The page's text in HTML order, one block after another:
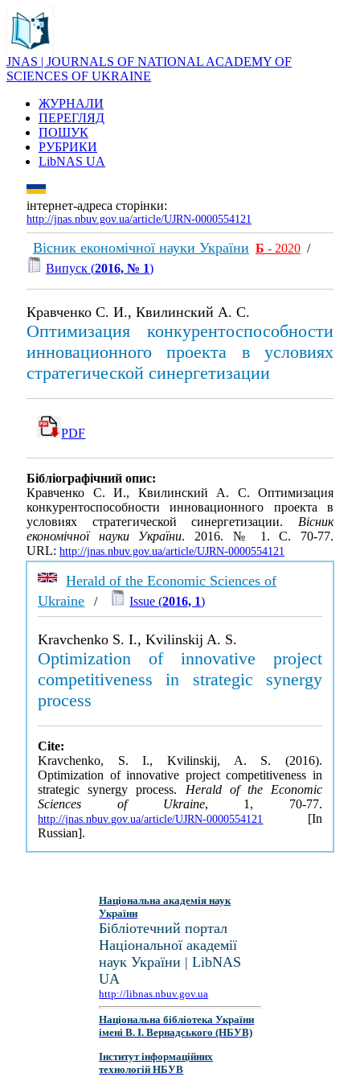
JNAS | JOURNALS OF NATIONAL ACADEMY OF
SCIENCES OF UKRAINE
ЖУРНАЛИ
ПЕРЕГЛЯД
ПОШУК
РУБРИКИ
LibNAS UA
інтернет-адреса сторінки:
http://jnas.nbuv.gov.ua/article/UJRN-0000554121
Вісник економічної науки України Б - 2020 /
Випуск (2016, № 1)
Кравченко С. И., Квилинский А. С.
Оптимизация конкурентоспособности
инновационного проекта в условиях
стратегической синергетизации
PDF
Бібліографічний опис:
Кравченко С. И., Квилинский А. С. Оптимизация
конкурентоспособности инновационного проекта в
условиях стратегической синергетизации. Вісник
економічної науки України. 2016. № 1. С. 70-77.
URL: http://jnas.nbuv.gov.ua/article/UJRN-0000554121
Herald of the Economic Sciences of
Ukraine / Issue (2016, 1)
Kravchenko S. I., Kvilinskij A. S.
Optimization of innovative project
competitiveness in strategic synergy
process
Cite:
Kravchenko, S. I., Kvilinskij, A. S. (2016).
Optimization of innovative project competitiveness in
strategic synergy process. Herald of the Economic
Sciences of Ukraine, 1, 70-77.
http://jnas.nbuv.gov.ua/article/UJRN-0000554121
[In
Russian].
Національна академія наук
України
Бібліотечний портал
Національної академії
наук України | LibNAS
UA
http://libnas.nbuv.gov.ua
Національна бібліотека України
імені В. І. Вернадського (НБУВ)
Інститут інформаційних
технологій НБУВ